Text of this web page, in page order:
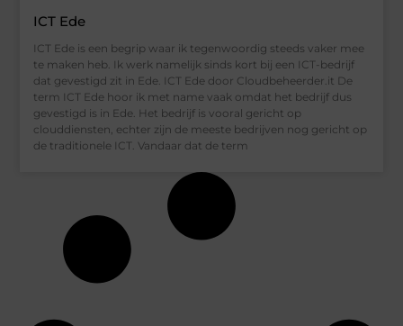
ICT Ede
ICT Ede is een begrip waar ik tegenwoordig steeds vaker mee
te maken heb. Ik werk namelijk sinds kort bij een ICT-bedrijf
dat gevestigd zit in Ede. ICT Ede door Cloudbeheerder.it De
term ICT Ede hoor ik met name vaak omdat het bedrijf dus
gevestigd is in Ede. Het bedrijf is vooral gericht op
clouddiensten, echter zijn de meeste bedrijven nog gericht op
de traditionele ICT. Vandaar dat de term